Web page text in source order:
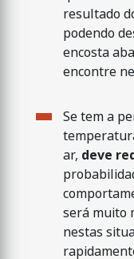
resultado
podendo
encosta
encontre
Se tem a
ar, deve
será muito
nestas